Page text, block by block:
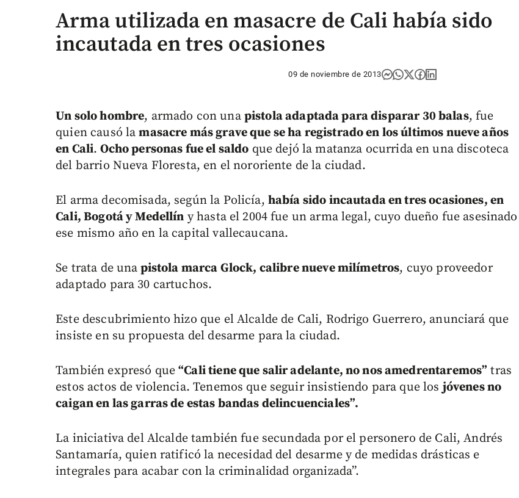
Arma utilizada en masacre de Cali había sido
incautada en tres ocasiones
09 de noviembre de 2013
Un solo hombre, armado con una pistola adaptada para disparar 30 balas, fue
quien causó lamasacre más grave que se ha registrado en los últimos nueve años
en Cali. Ocho personas fue el saldo que dejó la matanza ocurrida en una discoteca
del barrio Nueva Floresta, en el nororiente de la ciudad.
El arma decomisada, según la Policía, había sido incautada en tres ocasiones, en
Cali, Bogotá y Medellín y hasta el 2004 fue un arma legal, cuyo dueño fue asesinado
ese mismo año en la capital vallecaucana.
Se trata de una pistola marca Glock, calibre nueve milímetros, cuyo proveedor
adaptado para 30 cartuchos.
Este descubrimiento hizo que el Alcalde de Cali, Rodrigo Guerrero, anunciará que
insiste en su propuesta del desarme para la ciudad.
También expresó que“Cali tiene que salir adelante, no nos amedrentaremos” tras
estos actos de violencia. Tenemos que seguir insistiendo para que los jóvenes no
caigan en las garras de estas bandas delincuenciales”.
La iniciativa del Alcalde también fue secundada por el personero de Cali, Andrés
Santamaría, quien ratificó la necesidad del desarme y de medidas drásticas e
integrales para acabar con la criminalidad organizada”.